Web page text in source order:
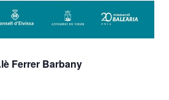
Ferrer Barbany